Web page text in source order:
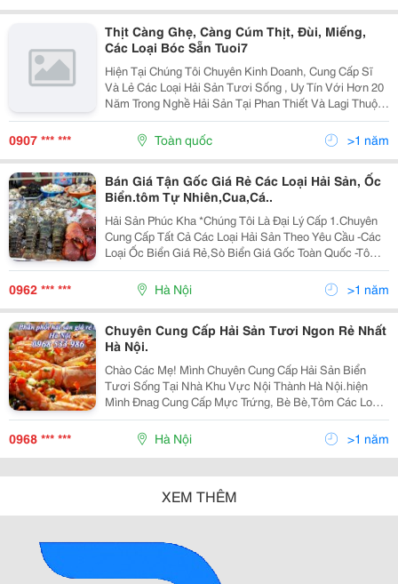
Thịt Càng Ghẹ, Càng Cúm Thịt, Đùi, Miếng,
Các Loại Bóc Sẵn Tuoi7
Hiện Tại Chúng Tôi Chuyên Kinh Doanh, Cung Cấp Sĩ
Và Lẻ Các Loại Hải Sản Tươi Sống , Uy Tín Với Hơn 20
Năm Trong Nghề Hải Sản Tại Phan Thiết Và Lagi Thuộc
Tỉnh Bình Thuận .Các Loại Hải Sản Được Đánh Bắt
Trong Ngày Nên Luôn Giữ Được Độ Tươi, Chuyên Về
0907 *** *** Toàn quốc >1 năm
Bán Giá Tận Gốc Giá Rẻ Các Loại Hải Sản, Ốc
Biển.tôm Tự Nhiên,Cua,Cá..
Hải Sản Phúc Kha *Chúng Tôi Là Đại Lý Cấp 1.Chuyên
Cung Cấp Tất Cả Các Loại Hải Sản Theo Yêu Cầu -Các
Loại Ốc Biển Giá Rẻ,Sò Biển Giá Gốc Toàn Quốc -Tôm
Sú Đông Lạnh,Cua Biển Nhập Trực Tiếp Vựa Hải Sản
Cà Mau Nam Định-Quảng Ninh-Hải Ph
0962 *** *** Hà Nội >1 năm
Chuyên Cung Cấp Hải Sản Tươi Ngon Rẻ Nhất
Hà Nội.
Chào Các Mẹ! Mình Chuyên Cung Cấp Hải Sản Biển
Tươi Sống Tại Nhà Khu Vực Nội Thành Hà Nội.hiện
Mình Đnag Cung Cấp Mực Trứng, Bè Bè,Tôm Các Loại,
Cá Thu , Bach Tuộc, Ngao , Sò, Ốc.........hải Sản
Đanhbăt Vừa Cập Bến Minh Đóng Hộp Vận Chuyển Lên
0968 *** *** Hà Nội >1 năm
XEM THÊM